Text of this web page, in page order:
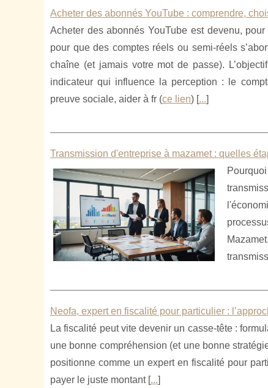
Acheter des abonnés YouTube : comprendre,
Acheter des abonnés YouTube est devenu,
pour que des comptes réels ou semi-réels
chaîne (et jamais votre mot de passe).
indicateur qui influence la perception : le
preuve sociale, aider à fr (ce lien) [...]
Transmission d'entreprise à mazamet : quelles
Neofa, expert en fiscalité pour particulier :
La fiscalité peut vite devenir un casse-tête :
une bonne compréhension (et une bonne
positionne comme un expert en fiscalité pour
payer le juste montant [...]